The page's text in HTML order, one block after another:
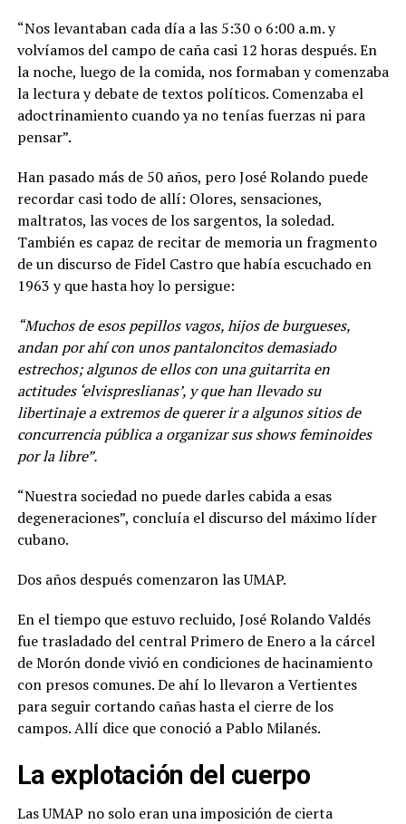
“Nos levantaban cada día a las 5:30 o 6:00 a.m. y
volvíamos del campo de caña casi 12 horas después. En
la noche, luego de la comida, nos formaban y comenzaba
la lectura y debate de textos políticos. Comenzaba el
adoctrinamiento cuando ya no tenías fuerzas ni para
pensar”.
Han pasado más de 50 años, pero José Rolando puede
recordar casi todo de allí: Olores, sensaciones,
maltratos, las voces de los sargentos, la soledad.
También es capaz de recitar de memoria un fragmento
de un discurso de Fidel Castro que había escuchado en
1963 y que hasta hoy lo persigue:
“Muchos de esos pepillos vagos, hijos de burgueses,
andan por ahí con unos pantaloncitos demasiado
estrechos; algunos de ellos con una guitarrita en
actitudes ‘elvispreslianas’, y que han llevado su
libertinaje a extremos de querer ir a algunos sitios de
concurrencia pública a organizar sus shows feminoides
por la libre”.
“Nuestra sociedad no puede darles cabida a esas
degeneraciones”, concluía el discurso del máximo líder
cubano.
Dos años después comenzaron las UMAP.
En el tiempo que estuvo recluido, José Rolando Valdés
fue trasladado del central Primero de Enero a la cárcel
de Morón donde vivió en condiciones de hacinamiento
con presos comunes. De ahí lo llevaron a Vertientes
para seguir cortando cañas hasta el cierre de los
campos. Allí dice que conoció a Pablo Milanés.
La explotación del cuerpo
Las UMAP no solo eran una imposición de cierta